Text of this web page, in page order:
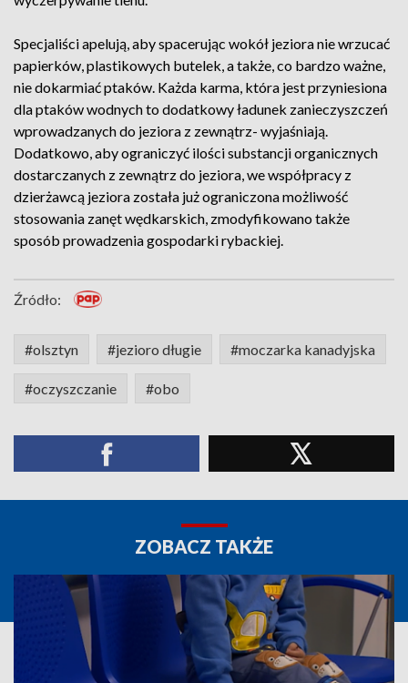
Specjaliści apelują, aby spacerując wokół jeziora nie wrzucać
papierków, plastikowych butelek, a także, co bardzo ważne,
nie dokarmiać ptaków. Każda karma, która jest przyniesiona
dla ptaków wodnych to dodatkowy ładunek zanieczyszczeń
wprowadzanych do jeziora z zewnątrz- wyjaśniają.
Dodatkowo, aby ograniczyć ilości substancji organicznych
dostarczanych z zewnątrz do jeziora, we współpracy z
dzierżawcą jeziora została już ograniczona możliwość
stosowania zanęt wędkarskich, zmodyfikowano także
sposób prowadzenia gospodarki rybackiej.
Źródło:
#olsztyn #jezioro długie #moczarka kanadyjska
#oczyszczanie #obo
ZOBACZ TAKŻE